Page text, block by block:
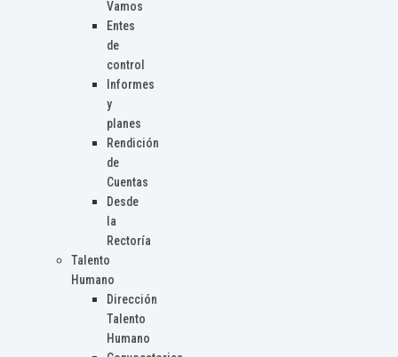
Vamos
Entes
de
control
Informes
y
planes
Rendición
de
Cuentas
Desde
la
Rectoría
Talento
Humano
Dirección
Talento
Humano